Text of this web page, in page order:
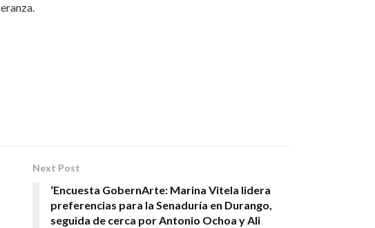
Next Post
‘Encuesta GobernArte: Marina Vitela lidera
preferencias para la Senaduría en Durango,
seguida de cerca por Antonio Ochoa y Ali